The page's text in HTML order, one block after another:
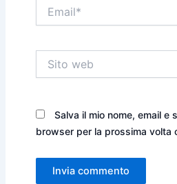
web
Salva il mio nome, email e
browser per la prossima volta